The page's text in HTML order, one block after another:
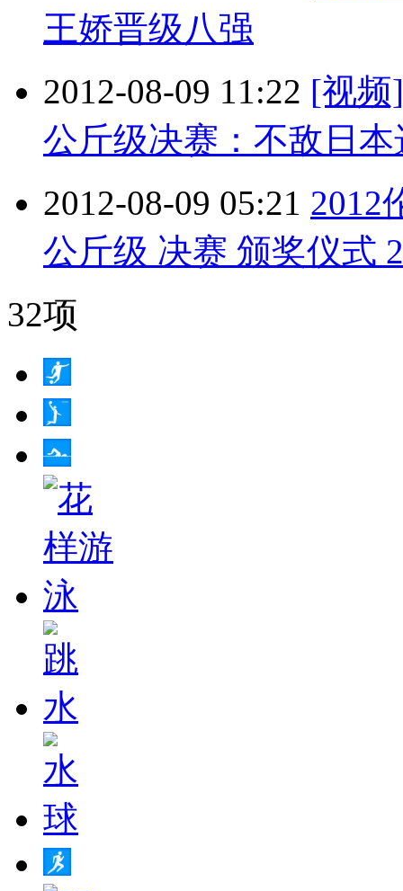
王娇晋级八强
2012-08-09 11:22 [视频
公斤级决赛：不敌日
2012-08-09 05:21 2012
公斤级 决赛 颁奖仪式
32项